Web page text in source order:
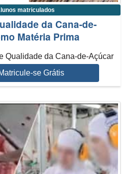
matriculados
da Cana-de-
Matéria Prima
Qualidade da Cana-de-Açúcar
Prima trata d...
se Grátis